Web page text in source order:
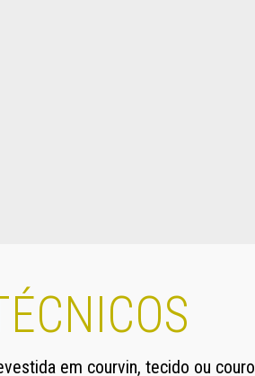
em courvin, tecido ou couro